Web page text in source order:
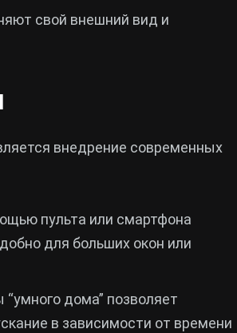
свой внешний вид и
внедрение современных
пульта или смартфона
для больших окон или
дома” позволяет
в зависимости от времени